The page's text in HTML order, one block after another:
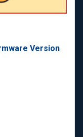
Version